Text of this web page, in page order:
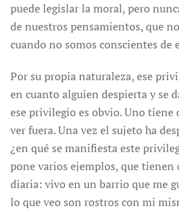
puede legislar la moral, pero
de nuestros pensamientos, que
cuando no somos conscientes de
Por su propia naturaleza, ese
en cuanto alguien despierta y se
ese privilegio es obvio. Uno tiene
ver fuera. Una vez el sujeto ha
¿en qué se manifiesta este
pone varios ejemplos, que tienen
diaria: vivo en un barrio que me
lo que veo son rostros con mi